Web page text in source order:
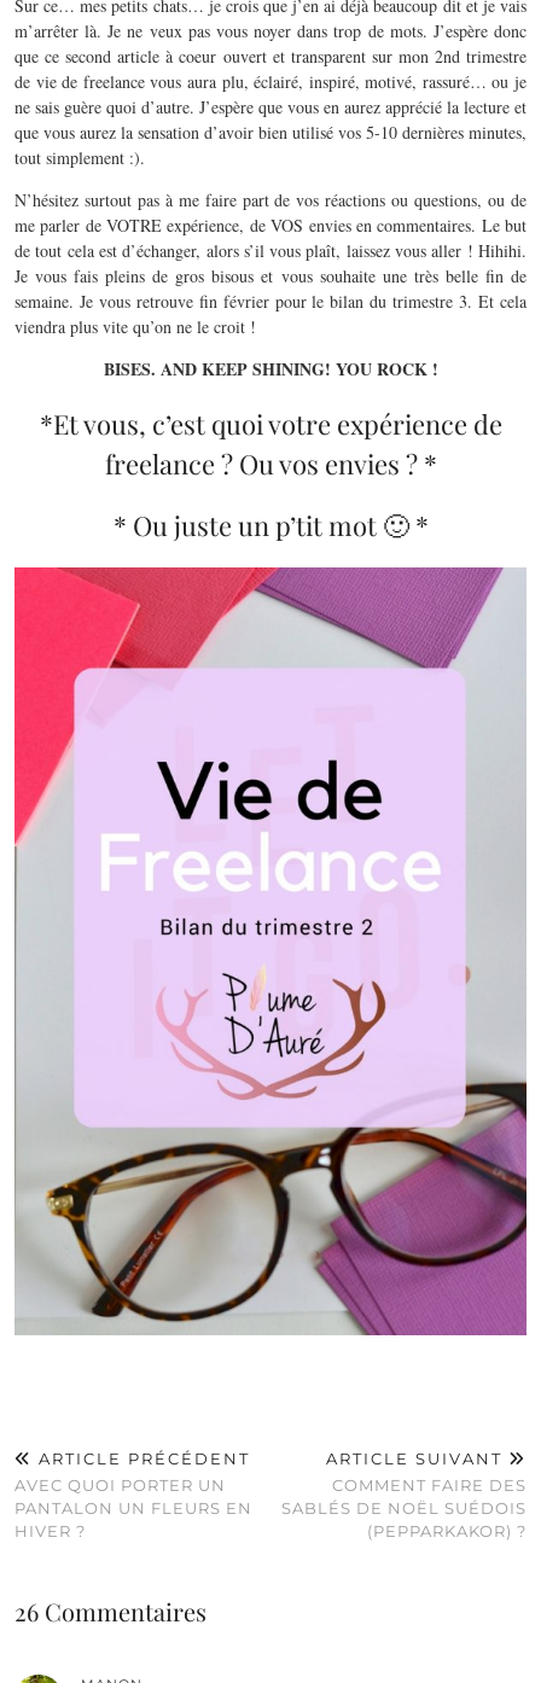
Sur ce… mes petits chats… je crois que j’en ai déjà beaucoup dit et je vais
m’arrêter là. Je ne veux pas vous noyer dans trop de mots. J’espère donc
que ce second article à coeur ouvert et transparent sur mon 2nd trimestre
de vie de freelance vous aura plu, éclairé, inspiré, motivé, rassuré… ou je
ne sais guère quoi d’autre. J’espère que vous en aurez apprécié la lecture et
que vous aurez la sensation d’avoir bien utilisé vos 5-10 dernières minutes,
tout simplement :).
N’hésitez surtout pas à me faire part de vos réactions ou questions, ou de
me parler de VOTRE expérience, de VOS envies en commentaires. Le but
de tout cela est d’échanger, alors s’il vous plaît, laissez vous aller ! Hihihi.
Je vous fais pleins de gros bisous et vous souhaite une très belle fin de
semaine. Je vous retrouve fin février pour le bilan du trimestre 3. Et cela
viendra plus vite qu’on ne le croit !
BISES. AND KEEP SHINING! YOU ROCK !
*Et vous, c’est quoi votre expérience de
freelance ? Ou vos envies ? *
* Ou juste un p’tit mot 🙂 *
ARTICLE PRÉCÉDENT
AVEC QUOI PORTER UN
PANTALON UN FLEURS EN
HIVER ?
ARTICLE SUIVANT
COMMENT FAIRE DES
SABLÉS DE NOËL SUÉDOIS
(PEPPARKAKOR) ?
26 Commentaires